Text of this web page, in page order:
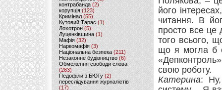
контрабанда (2)
корупція (123)
Кримінал (55)
Кутовий Тарас (1)
Лохотрон(5)
Луценківщина (1)
Мафія (32)
Наркомафія (3)
Національна безпека (211)
Незаконне будівництво(6)
Обмеження свободи слова
(283)
Педофіли з БЮТу (2)
переслідування журналістів
(17)
його
читання. В
просто все це
того всього,
що я могла б
свою роботу.
Катерина: